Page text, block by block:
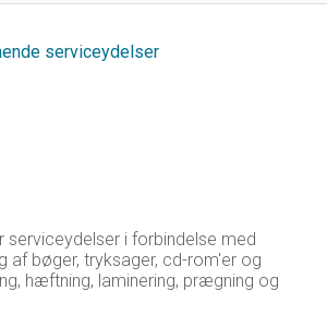
serviceydelser
serviceydelser i forbindelse med
af bøger, tryksager, cd-rom'er og
hæftning, laminering, prægning og